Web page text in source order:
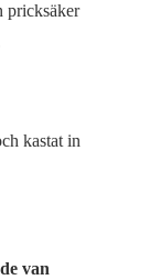
pricksäker
kastat in
van